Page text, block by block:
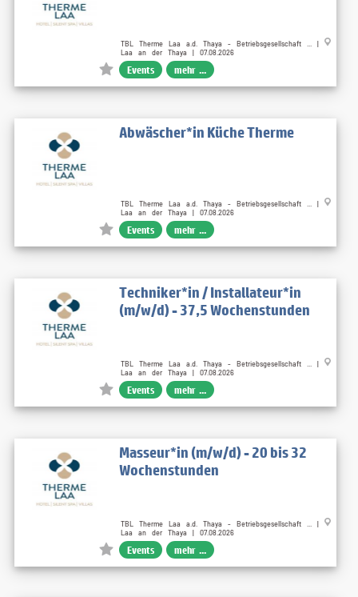
TBL Therme Laa a.d. Thaya - Betriebsgesellschaft ... |
Laa an der Thaya | 07.08.2026
Events mehr ...
Abwäscher*in Küche Therme
TBL Therme Laa a.d. Thaya - Betriebsgesellschaft ... |
Laa an der Thaya | 07.08.2026
Events mehr ...
Techniker*in / Installateur*in
(m/w/d) - 37,5 Wochenstunden
TBL Therme Laa a.d. Thaya - Betriebsgesellschaft ... |
Laa an der Thaya | 07.08.2026
Events mehr ...
Masseur*in (m/w/d) - 20 bis 32
Wochenstunden
TBL Therme Laa a.d. Thaya - Betriebsgesellschaft ... |
Laa an der Thaya | 07.08.2026
Events mehr ...